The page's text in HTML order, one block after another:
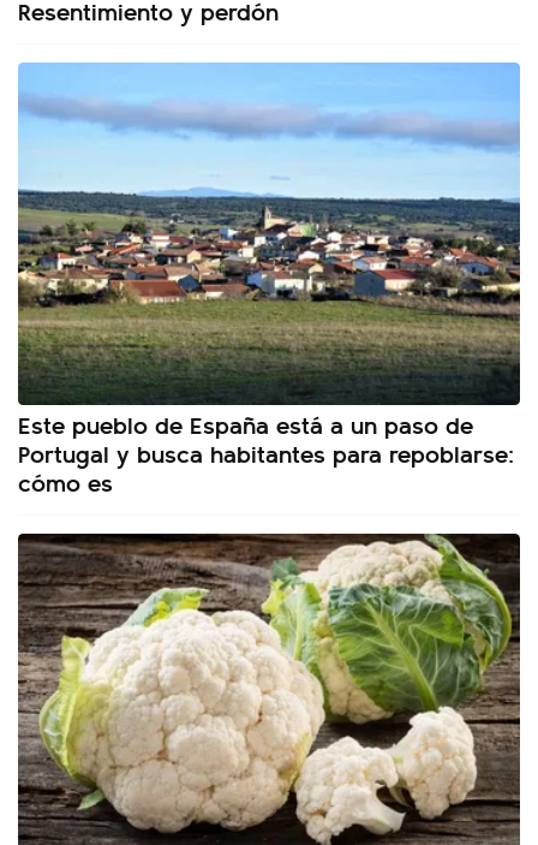
Resentimiento y perdón
Este pueblo de España está a un paso de
Portugal y busca habitantes para repoblarse:
cómo es